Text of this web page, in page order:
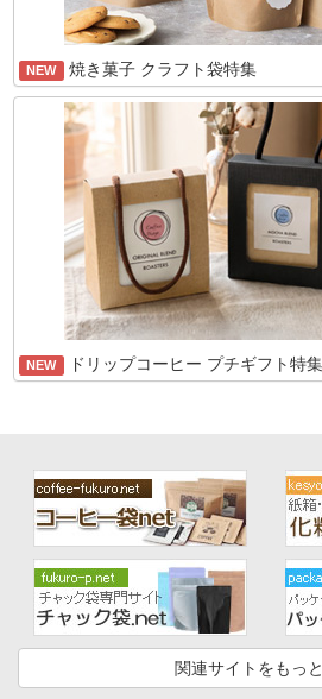
NEW 焼き菓子 クラフト袋特集
NEW ドリップコーヒー プチギフト特集
関連サイトをもっ